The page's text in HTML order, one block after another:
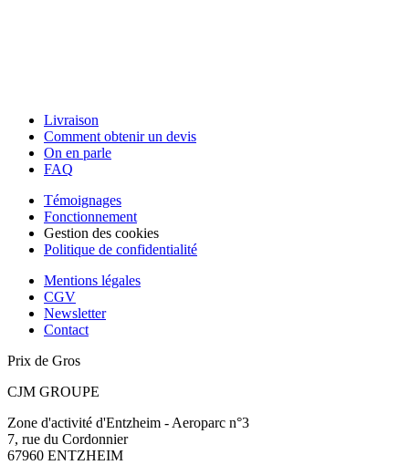
Livraison
Comment obtenir un devis
On en parle
FAQ
Témoignages
Fonctionnement
Gestion des cookies
Politique de confidentialité
Mentions légales
CGV
Newsletter
Contact
Prix de Gros
CJM GROUPE
Zone d'activité d'Entzheim - Aeroparc n°3
7, rue du Cordonnier
67960 ENTZHEIM